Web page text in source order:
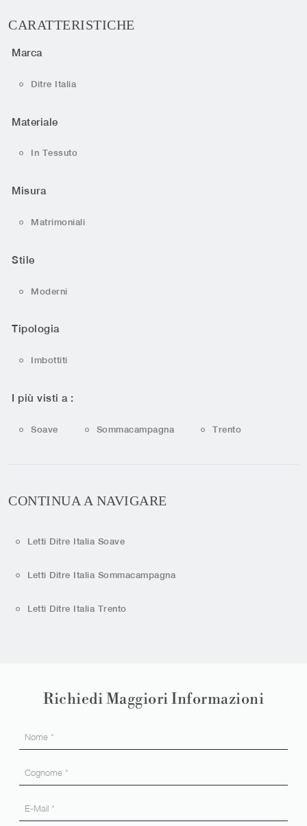
CARATTERISTICHE
Marca
Ditre Italia
Materiale
In Tessuto
Misura
Matrimoniali
Stile
Moderni
Tipologia
Imbottiti
I più visti a :
Soave Sommacampagna Trento
CONTINUA A NAVIGARE
Letti Ditre Italia Soave
Letti Ditre Italia Sommacampagna
Letti Ditre Italia Trento
Richiedi Maggiori Informazioni